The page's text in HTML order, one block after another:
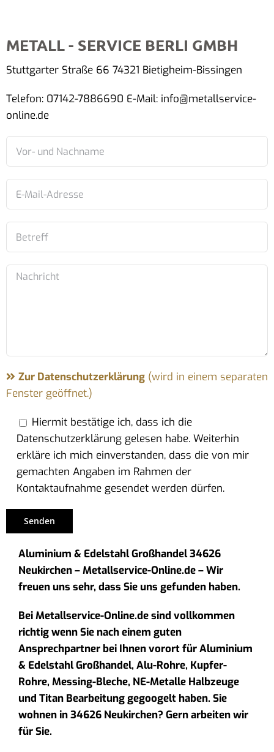
METALL - SERVICE BERLI GMBH
Stuttgarter Straße 66 74321 Bietigheim-Bissingen
Telefon: 07142-7886690 E-Mail: info@metallservice-
online.de
Zur Datenschutzerklärung(wird in einem separaten
Fenster geöffnet.)
Hiermit bestätige ich, dass ich die
Datenschutzerklärung gelesen habe. Weiterhin
erkläre ich mich einverstanden, dass die von mir
gemachten Angaben im Rahmen der
Kontaktaufnahme gesendet werden dürfen.
Aluminium & Edelstahl Großhandel 34626
Neukirchen – Metallservice-Online.de – Wir
freuen uns sehr, dass Sie uns gefunden haben.
Bei Metallservice-Online.de sind vollkommen
richtig wenn Sie nach einem guten
Ansprechpartner bei Ihnen vorort für Aluminium
& Edelstahl Großhandel, Alu-Rohre, Kupfer-
Rohre, Messing-Bleche, NE-Metalle Halbzeuge
und Titan Bearbeitung gegoogelt haben. Sie
wohnen in 34626 Neukirchen? Gern arbeiten wir
für Sie.